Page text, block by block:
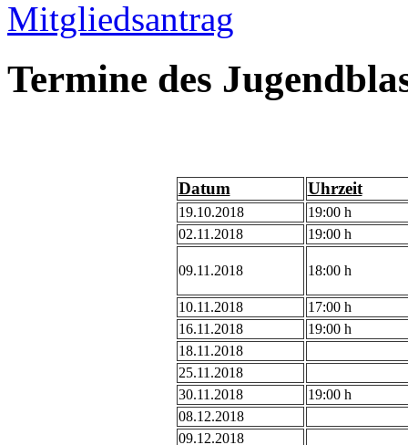
Termine des
Datum Uhrzeit
19.10.2018
19:00 h
02.11.2018
19:00 h
09.11.2018 18:00 h
10.11.2018
17:00 h
16.11.2018
19:00 h
18.11.2018
25.11.2018
30.11.2018
19:00 h
08.12.2018
09.12.2018